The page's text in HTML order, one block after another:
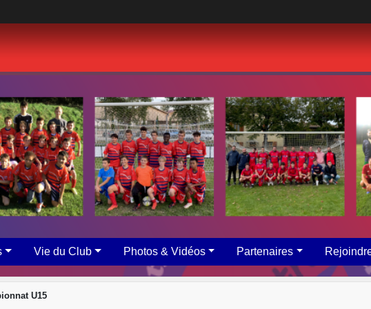
Vie du Club Photos & Vidéos Partenaires
U15